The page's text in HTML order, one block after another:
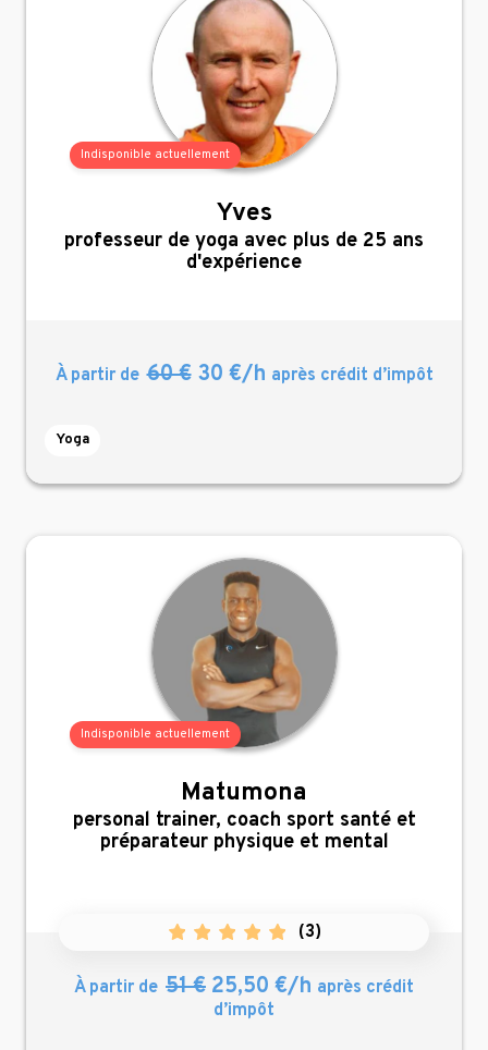
Indisponible actuellement
Yves
,
professeur de yoga avec plus de 25 ans
d'expérience
À partir de 60 €30 €/h après crédit d’impôt
Yoga
Indisponible actuellement
Matumona
,
personal trainer, coach sport santé et
préparateur physique et mental
(3)
À partir de 51 € 25,50 €/h après crédit
d’impôt